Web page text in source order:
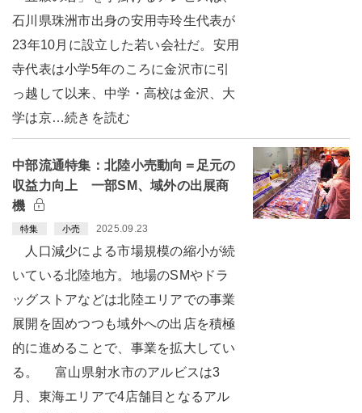
石川県珠洲市出身の安用寺玲生代表が
23年10月に設立した若い会社だ。安用
寺代表は小学5年のころに金沢市に引
っ越して以来、中学・高校は金沢、大
学は京…続きを読む
中部流通特集：北陸小売動向＝足元の
収益力向上 一部SM、域外の出展商
機
特集 小売 2025.09.23
人口減少による市場規模の縮小が続
いている北陸地方。地場のSMやドラ
ッグストアなどは北陸エリアでの事業
展開を固めつつも域外への出店を積極
的に進めることで、事業を拡大してい
る。 富山県射水市のアルビスは3
月、東海エリアで4店舗目となるアル